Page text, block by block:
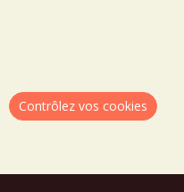
Contrôlez vos cookies